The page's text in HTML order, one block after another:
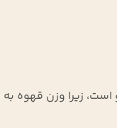
است، زیرا وزن قهوه